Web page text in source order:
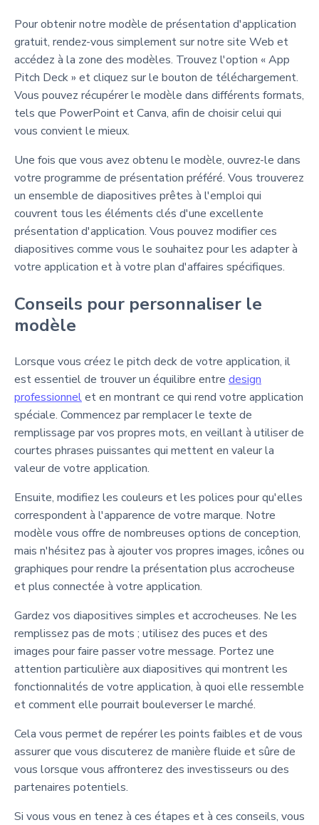
Pour obtenir notre modèle de présentation d'application
gratuit, rendez-vous simplement sur notre site Web et
accédez à la zone des modèles. Trouvez l'option « App
Pitch Deck » et cliquez sur le bouton de téléchargement.
Vous pouvez récupérer le modèle dans différents formats,
tels que PowerPoint et Canva, afin de choisir celui qui
vous convient le mieux.
Une fois que vous avez obtenu le modèle, ouvrez-le dans
votre programme de présentation préféré. Vous trouverez
un ensemble de diapositives prêtes à l'emploi qui
couvrent tous les éléments clés d'une excellente
présentation d'application. Vous pouvez modifier ces
diapositives comme vous le souhaitez pour les adapter à
votre application et à votre plan d'affaires spécifiques.
Conseils pour personnaliser le
modèle
Lorsque vous créez le pitch deck de votre application, il
est essentiel de trouver un équilibre entre design
professionnelet en montrant ce qui rend votre application
spéciale. Commencez par remplacer le texte de
remplissage par vos propres mots, en veillant à utiliser de
courtes phrases puissantes qui mettent en valeur la
valeur de votre application.
Ensuite, modifiez les couleurs et les polices pour qu'elles
correspondent à l'apparence de votre marque. Notre
modèle vous offre de nombreuses options de conception,
mais n'hésitez pas à ajouter vos propres images, icônes ou
graphiques pour rendre la présentation plus accrocheuse
et plus connectée à votre application.
Gardez vos diapositives simples et accrocheuses. Ne les
remplissez pas de mots ; utilisez des puces et des
images pour faire passer votre message. Portez une
attention particulière aux diapositives qui montrent les
fonctionnalités de votre application, à quoi elle ressemble
et comment elle pourrait bouleverser le marché.
Cela vous permet de repérer les points faibles et de vous
assurer que vous discuterez de manière fluide et sûre de
vous lorsque vous affronterez des investisseurs ou des
partenaires potentiels.
Si vous vous en tenez à ces étapes et à ces conseils, vous